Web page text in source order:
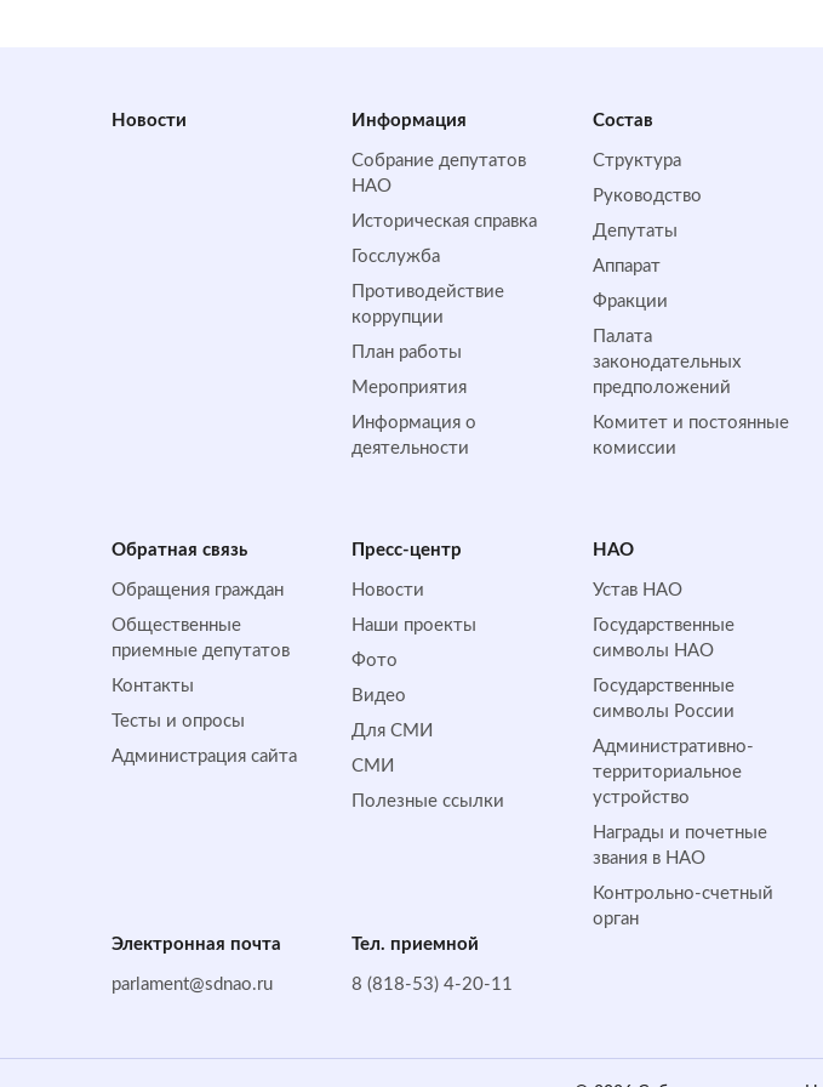
Новости Информация
Собрание депутатов
НАО
Историческая справка
Госслужба
Противодействие
коррупции
План работы
Мероприятия
Информация о
деятельности
Состав
Структура
Руководство
Депутаты
Аппарат
Фракции
Палата
законодательных
предположений
Комитет и постоянные
комиссии
Обратная cвязь
Обращения граждан
Общественные
приемные депутатов
Контакты
Тесты и опросы
Администрация сайта
Пресс-центр
Новости
Наши проекты
Фото
Видео
Для СМИ
СМИ
Полезные ссылки
НАО
Устав НАО
Государственные
символы НАО
Государственные
символы России
Административно-
территориальное
устройство
Награды и почетные
звания в НАО
Контрольно-счетный
орган
Электронная почта
parlament@sdnao.ru
Тел. приемной
8 (818-53) 4-20-11